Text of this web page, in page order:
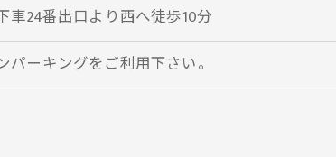
車24番出口より西へ徒歩10分
パーキングをご利用下さい。